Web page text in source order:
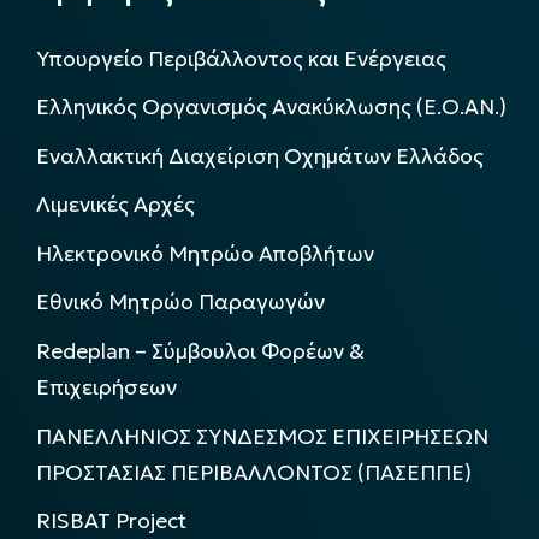
Υπουργείο Περιβάλλοντος και Ενέργειας
Ελληνικός Οργανισμός Ανακύκλωσης (Ε.Ο.ΑΝ.)
Εναλλακτική Διαχείριση Οχημάτων Ελλάδος
Λιμενικές Αρχές
Ηλεκτρονικό Μητρώο Αποβλήτων
Εθνικό Μητρώο Παραγωγών
Redeplan – Σύμβουλοι Φορέων &
Επιχειρήσεων
ΠΑΝΕΛΛΗΝΙΟΣ ΣΥΝΔΕΣΜΟΣ ΕΠΙΧΕΙΡΗΣΕΩΝ
ΠΡΟΣΤΑΣΙΑΣ ΠΕΡΙΒΑΛΛΟΝΤΟΣ (ΠΑΣΕΠΠΕ)
RISBAT Project